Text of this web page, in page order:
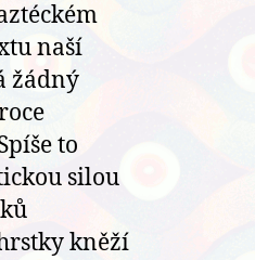
naší
žádný
to
silou
kněží